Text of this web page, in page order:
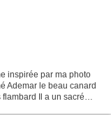
inspirée par ma photo
Ademar le beau canard
flambard Il a un sacré